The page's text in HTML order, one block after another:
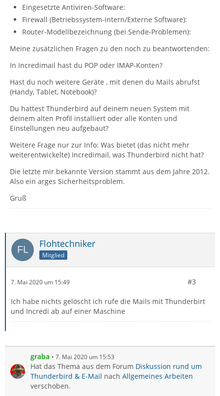
Eingesetzte Antiviren-Software:
Firewall (Betriebssystem-intern/Externe Software):
Router-Modellbezeichnung (bei Sende-Problemen):
Meine zusätzlichen Fragen zu den noch zu beantwortenden:
In Incredimail hast du POP oder IMAP-Konten?
Hast du noch weitere Geräte , mit denen du Mails abrufst
(Handy, Tablet, Notebook)?
Du hattest Thunderbird auf deinem neuen System mit
deinem alten Profil installiert oder alle Konten und
Einstellungen neu aufgebaut?
Weitere Frage nur zur Info: Was bietet (das nicht mehr
weiterentwickelte) Incredimail, was Thunderbird nicht hat?
Die letzte mir bekannte Version stammt aus dem Jahre 2012.
Also ein arges Sicherheitsproblem.
Gruß
Flohtechniker
Mitglied
7. Mai 2020 um 15:49 #3
Ich habe nichts gelöscht ich rufe die Mails mit Thunderbirt
und Incredi ab auf einer Maschine
graba 7. Mai 2020 um 15:53
Hat das Thema aus dem Forum Diskussion rund um
Thunderbird & E-Mail nach Allgemeines Arbeiten
verschoben.